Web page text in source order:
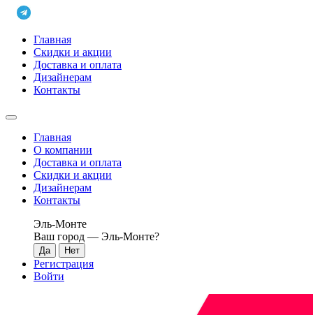
Главная
Скидки и акции
Доставка и оплата
Дизайнерам
Контакты
Главная
О компании
Доставка и оплата
Скидки и акции
Дизайнерам
Контакты
Эль-Монте
Ваш город — Эль-Монте?
Регистрация
Войти